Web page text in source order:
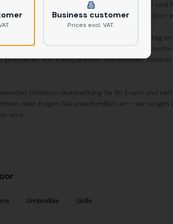
Heizpilze für kühle Abende, Partyzelte
Alle Mietartikel sind sauber, gepflegt und sofort
Hoffest, Straßenfest, Vereinsfeier, Geburtstag
Atmosphäre und sorgen für den
profitieren von transparenten Mietpreisen,
Outdoor-Ausstattung für Ihr Event und
oder fragen Sie unverbindlich an – wir
wird.
Umbrellas Grills
Business customer
Prices excl. VAT.